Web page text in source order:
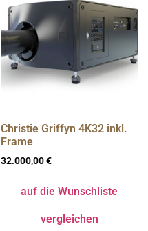
Christie Griffyn 4K32 inkl.
Frame
32.000,00€
auf die Wunschliste
vergleichen